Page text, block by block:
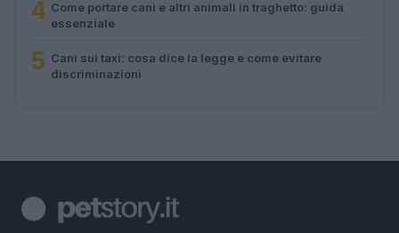
4 Come portare cani e altri animali in traghetto: guida
essenziale
5 Cani sui taxi: cosa dice la legge e come evitare
discriminazioni